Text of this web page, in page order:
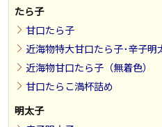
たら子
甘口たら子
近海物特大甘口たら子･辛子明
近海物甘口たら子（無着色）
甘口たらこ満杯詰め
明太子